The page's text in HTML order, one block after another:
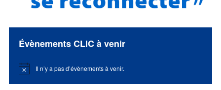
Évènements CLIC à venir
Notice Il n’y a pas d’évènements à venir.